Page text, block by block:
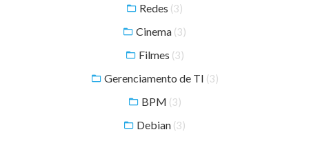
Redes (3)
Cinema (3)
Filmes (3)
Gerenciamento de TI (3)
BPM (3)
Debian (3)